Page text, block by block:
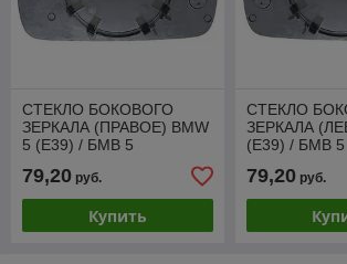
СТЕКЛО БОКОВОГО
ЗЕРКАЛА (ПРАВОЕ) BMW
5 (E39) / БМВ 5
79,20 руб.
Купить
СТЕКЛО
ЗЕРКАЛА
(E39) / БМВ 5
79,20руб.